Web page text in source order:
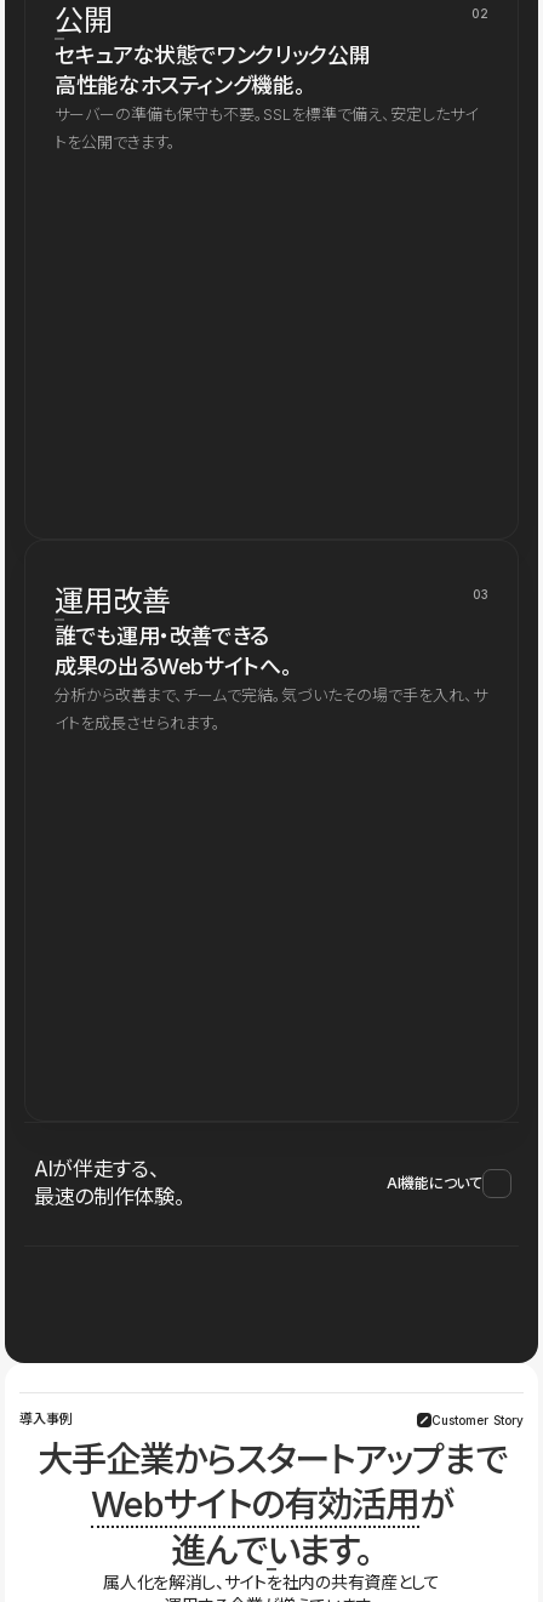
公開 02
セキュアな状態でワンクリック公開
高性能なホスティング機能。
サーバーの準備も保守も不要。SSLを標準で備え、安定したサイ
トを公開できます。
運用改善 03
誰でも運用・改善できる
成果の出るWebサイトへ。
分析から改善まで、チームで完結。気づいたその場で手を入れ、サ
イトを成長させられます。
AIが伴走する、
最速の制作体験。
AI機能について
導入事例 Customer Story
大手企業からスタートアップまで
Webサイトの有効活用が
進んでいます。
属人化を解消し、サイトを社内の共有資産として